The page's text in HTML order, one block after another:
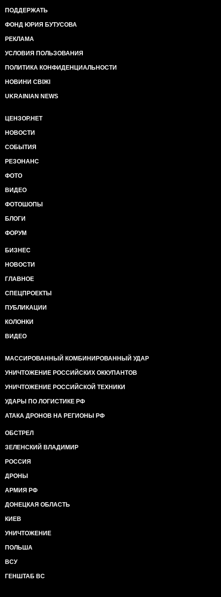
ПОДДЕРЖАТЬ
ФОНД ЮРИЯ БУТУСОВА
РЕКЛАМА
УСЛОВИЯ ПОЛЬЗОВАНИЯ
ПОЛИТИКА КОНФИДЕНЦИАЛЬНОСТИ
НОВИНИ СВІЖІ
UKRAINIAN NEWS
ЦЕНЗОР.НЕТ
НОВОСТИ
СОБЫТИЯ
РЕЗОНАНС
ФОТО
ВИДЕО
ФОТОШОПЫ
БЛОГИ
ФОРУМ
БИЗНЕС
НОВОСТИ
ГЛАВНОЕ
СПЕЦПРОЕКТЫ
ПУБЛИКАЦИИ
КОЛОНКИ
ВИДЕО
МАССИРОВАННЫЙ КОМБИНИРОВАННЫЙ УДАР
УНИЧТОЖЕНИЕ РОССИЙСКИХ ОККУПАНТОВ
УНИЧТОЖЕНИЕ РОССИЙСКОЙ ТЕХНИКИ
УДАРЫ ПО ЛОГИСТИКЕ РФ
АТАКА ДРОНОВ НА РЕГИОНЫ РФ
ОБСТРЕЛ
ЗЕЛЕНСКИЙ ВЛАДИМИР
РОССИЯ
ДРОНЫ
АРМИЯ РФ
ДОНЕЦКАЯ ОБЛАСТЬ
КИЕВ
УНИЧТОЖЕНИЕ
ПОЛЬША
ВСУ
ГЕНШТАБ ВС